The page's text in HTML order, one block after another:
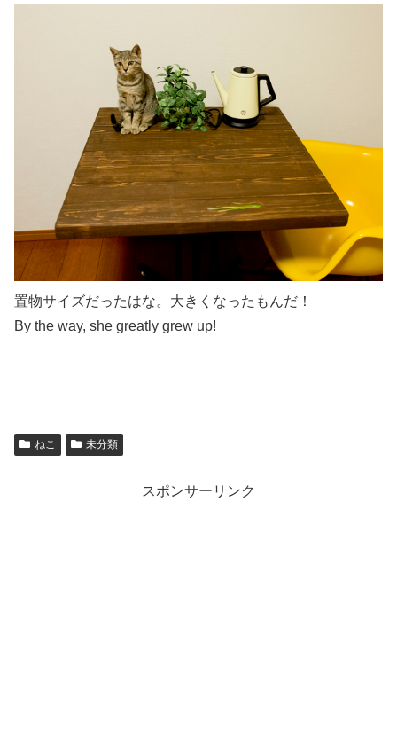
置物サイズだったはな。大きくなったもんだ！
By the way, she greatly grew up!
ねこ 未分類
スポンサーリンク